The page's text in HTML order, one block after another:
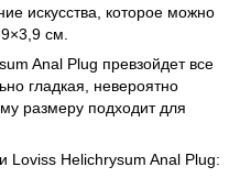
искусства, которое можно
см.
Anal Plug превзойдет все
гладкая, невероятно
размеру подходит для
Loviss Helichrysum Anal Plug: